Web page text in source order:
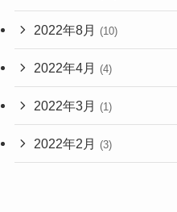
2022年8月 (10)
2022年4月 (4)
2022年3月 (1)
2022年2月 (3)